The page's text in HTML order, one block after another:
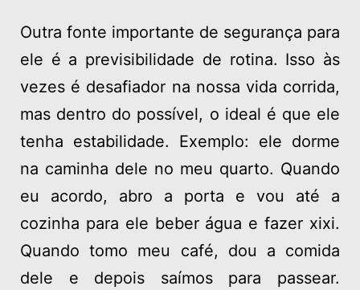
Outra fonte importante de segurança para
ele é a previsibilidade de rotina. Isso às
vezes é desafiador na nossa vida corrida,
mas dentro do possível, o ideal é que ele
tenha estabilidade. Exemplo: ele dorme
na caminha dele no meu quarto. Quando
eu acordo, abro a porta e vou até a
cozinha para ele beber água e fazer xixi.
Quando tomo meu café, dou a comida
dele e depois saímos para passear.